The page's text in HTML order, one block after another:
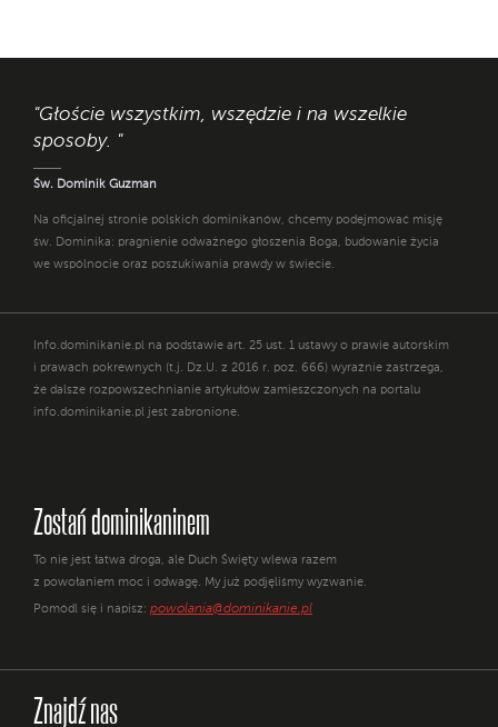
"Głoście wszystkim, wszędzie i na wszelkie
sposoby. "
Św. Dominik Guzman
Na oficjalnej stronie polskich dominikanów, chcemy podejmować misję
św. Dominika: pragnienie odważnego głoszenia Boga, budowanie życia
we wspólnocie oraz poszukiwania prawdy w świecie.
Info.dominikanie.pl na podstawie art. 25 ust. 1 ustawy o prawie autorskim
i prawach pokrewnych (t.j. Dz.U. z 2016 r. poz. 666) wyraźnie zastrzega,
że dalsze rozpowszechnianie artykułów zamieszczonych na portalu
info.dominikanie.pl jest zabronione.
Zostań dominikaninem
To nie jest łatwa droga, ale Duch Święty wlewa razem
z powołaniem moc i odwagę. My już podjęliśmy wyzwanie.
Pomódl się i napisz: powolania@dominikanie.pl
Znajdź nas